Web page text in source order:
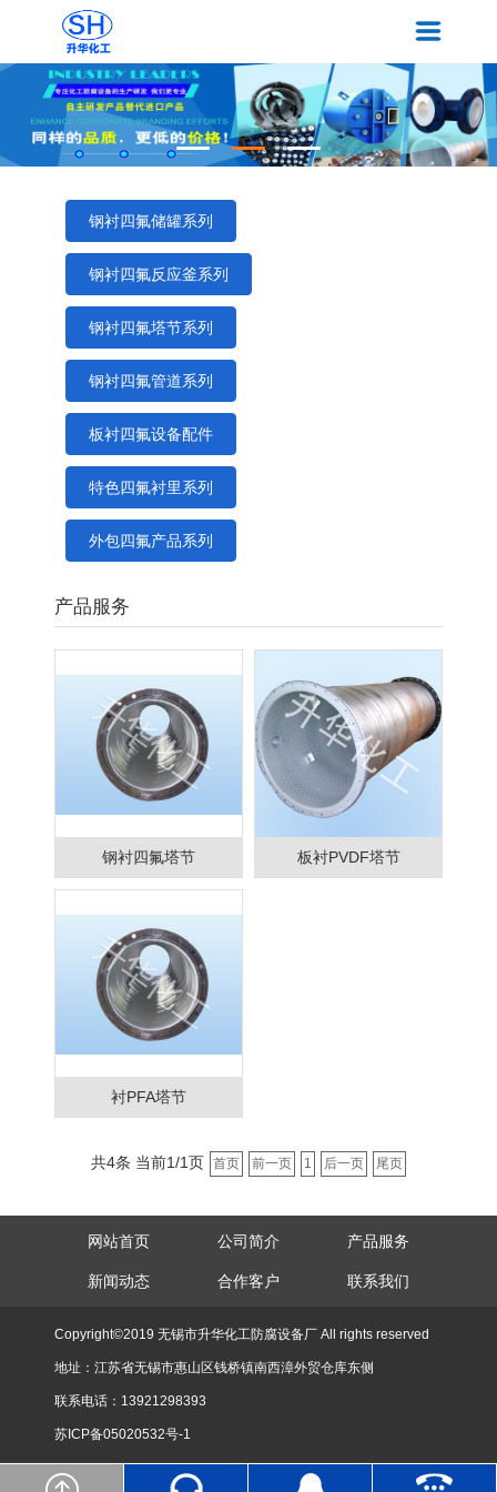
钢衬四氟储罐系列
钢衬四氟反应釜系列
钢衬四氟塔节系列
钢衬四氟管道系列
板衬四氟设备配件
特色四氟衬里系列
外包四氟产品系列
产品服务
钢衬四氟塔节 板衬PVDF塔节
衬PFA塔节
共4条 当前1/1页 首页 前一页 1 后一页 尾页
网站首页 公司简介 产品服务
新闻动态 合作客户 联系我们
Copyright©2019 无锡市升华化工防腐设备厂 All rights reserved
地址：江苏省无锡市惠山区钱桥镇南西漳外贸仓库东侧
联系电话：13921298393
苏ICP备05020532号-1